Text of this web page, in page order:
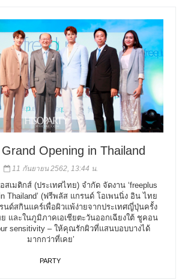
Opening in Thailand
11 กันยายน 2562, 13:44 น.
เมติกส์ (ประเทศไทย) จำกัด จัดงาน ‘freeplus
Thailand’ (ฟรีพลัส แกรนด์ โอเพนนิ่ง อิน ไทย
นด์สกินแคร์เพื่อผิวแพ้ง่ายจากประเทศญี่ปุ่นครั้ง
ย และในภูมิภาคเอเชียตะวันออกเฉียงใต้ ชูคอน
sensitivity – ให้คุณรักผิวที่แสนบอบบางได้
มากกว่าที่เคย’
PARTY